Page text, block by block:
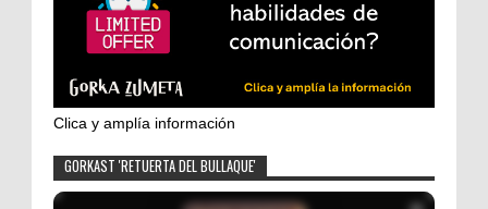
Clica y amplía información
GORKAST 'RETUERTA DEL BULLAQUE'